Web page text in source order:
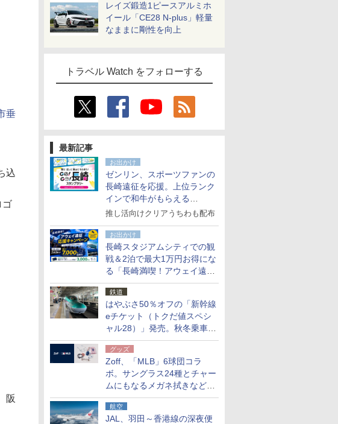
レイズ鍛造1ピースアルミホ
イール「CE28 N-plus」軽量
なままに剛性を向上
トラベル Watch をフォローする
最新記事
お出かけ
ゼンリン、スポーツファンの
長崎遠征を応援。上位ランク
インで和牛がもらえる
「GO！GO！長崎スタンプラ
推し活向けクリアうちわも配布
お出かけ
長崎スタジアムシティでの観
戦＆2泊で最大1万円お得にな
る「長崎満喫！アウェイ遠征
応援キャンペーン」
鉄道
はやぶさ50％オフの「新幹線
eチケット（トクだ値スペシ
ャル28）」発売。秋冬乗車
分、えきねっと限定
グッズ
Zoff、「MLB」6球団コラ
ボ。サングラス24種とチャー
ムにもなるメガネ拭きなど雑
貨24種
航空
JAL、羽田～香港線の深夜便
垂
込
ゴ
阪